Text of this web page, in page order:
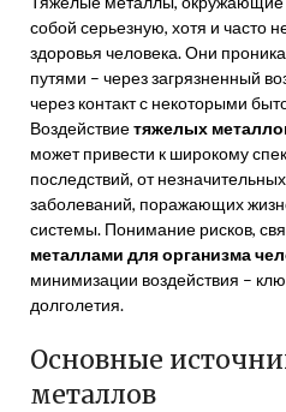
собой серьезную, хотя и часто
здоровья человека. Они
путями – через загрязненный
через контакт с некоторыми
Воздействиетяжелых
может привести к широкому
последствий, от
заболеваний, поражающих
системы. Понимание рисков,
металлами для организма
минимизации воздействия –
долголетия.
Основные
металлов